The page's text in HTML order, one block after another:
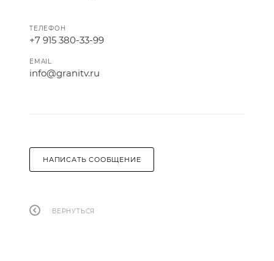
ТЕЛЕФОН
+7 915 380-33-99
EMAIL
info@granitv.ru
НАПИСАТЬ СООБЩЕНИЕ
ВЕРНУТЬСЯ